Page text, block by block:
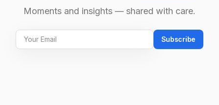
Moments and insights — shared with care.
Subscribe